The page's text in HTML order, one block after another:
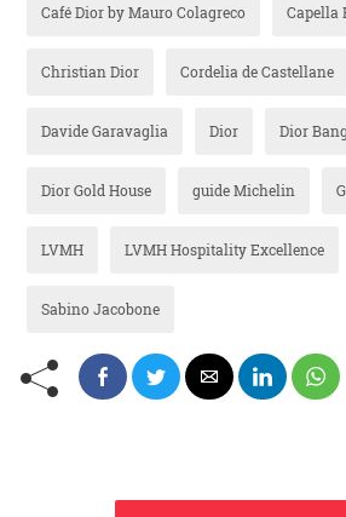
Café Dior by Mauro Colagreco Capella
Christian Dior Cordelia de Castellane
Davide Garavaglia Dior Dior
Dior Gold House guide Michelin
LVMH LVMH Hospitality Excellence
Sabino Jacobone